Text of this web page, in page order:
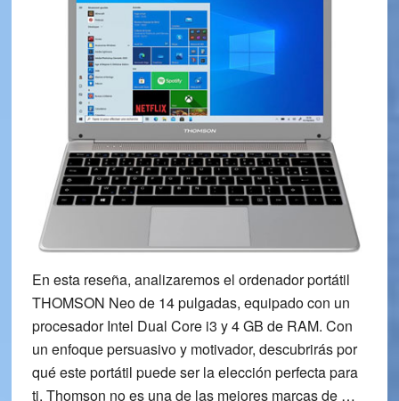
En esta reseña, analizaremos el ordenador portátil
THOMSON Neo de 14 pulgadas, equipado con un
procesador Intel Dual Core i3 y 4 GB de RAM. Con
un enfoque persuasivo y motivador, descubrirás por
qué este portátil puede ser la elección perfecta para
ti. Thomson no es una de las mejores marcas de …